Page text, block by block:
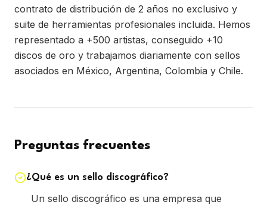
contrato de distribución de 2 años no exclusivo y
suite de herramientas profesionales incluida. Hemos
representado a +500 artistas, conseguido +10
discos de oro y trabajamos diariamente con sellos
asociados en México, Argentina, Colombia y Chile.
Preguntas frecuentes
¿Qué es un sello discográfico?
Un sello discográfico es una empresa que